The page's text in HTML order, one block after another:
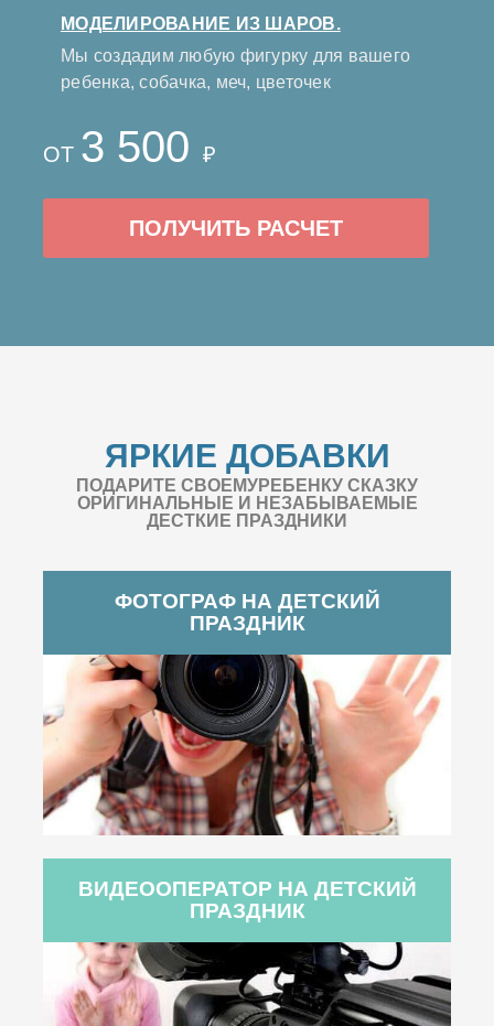
МОДЕЛИРОВАНИЕ ИЗ ШАРОВ.
Мы создадим любую фигурку для вашего
ребенка, собачка, меч, цветочек
ОТ 3 500 ₽
ПОЛУЧИТЬ РАСЧЕТ
ЯРКИЕ ДОБАВКИ
ПОДАРИТЕ СВОЕМУРЕБЕНКУ СКАЗКУ
ОРИГИНАЛЬНЫЕ И НЕЗАБЫВАЕМЫЕ
ДЕСТКИЕ ПРАЗДНИКИ
ФОТОГРАФ НА ДЕТСКИЙ
ПРАЗДНИК
ВИДЕООПЕРАТОР НА ДЕТСКИЙ
ПРАЗДНИК